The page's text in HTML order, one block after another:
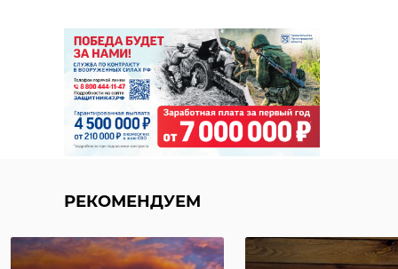
РЕКОМЕНДУЕМ